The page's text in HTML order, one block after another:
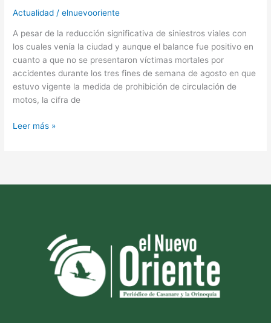
Actualidad /elnuevooriente
A pesar de la reducción significativa de siniestros viales con
los cuales venía la ciudad y aunque el balance fue positivo en
cuanto a que no se presentaron víctimas mortales por
accidentes durante los tres fines de semana de agosto en que
estuvo vigente la medida de prohibición de circulación de
motos, la cifra de
Leer más »